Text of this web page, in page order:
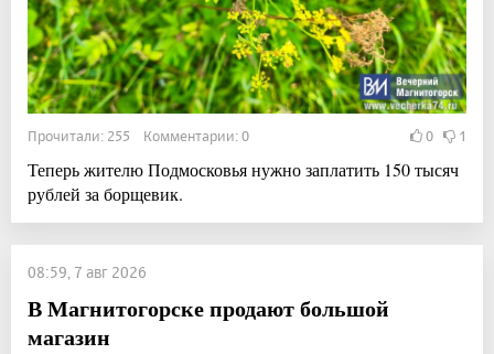
Прочитали: 255 Комментарии: 0 0 1
Теперь жителю Подмосковья нужно заплатить 150 тысяч
рублей за борщевик.
08:59, 7 авг 2026
В Магнитогорске продают большой
магазин